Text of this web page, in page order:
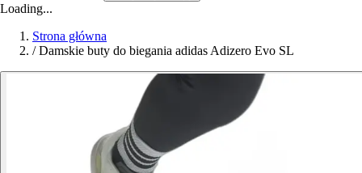
Loading...
Strona główna
/ Damskie buty do biegania adidas Adizero Evo SL